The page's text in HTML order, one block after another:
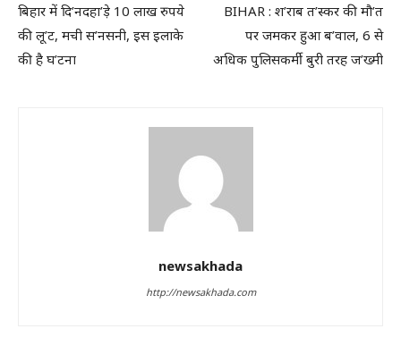
बिहार में दि’नदहा’ड़े 10 लाख रुपये
की लू’ट, मची स’नसनी, इस इलाके
की है घ’टना
BIHAR : श’राब त’स्कर की मौ’त
पर जमकर हुआ ब’वाल, 6 से
अधिक पुलिसकर्मी बुरी तरह ज’ख्मी
newsakhada
http://newsakhada.com